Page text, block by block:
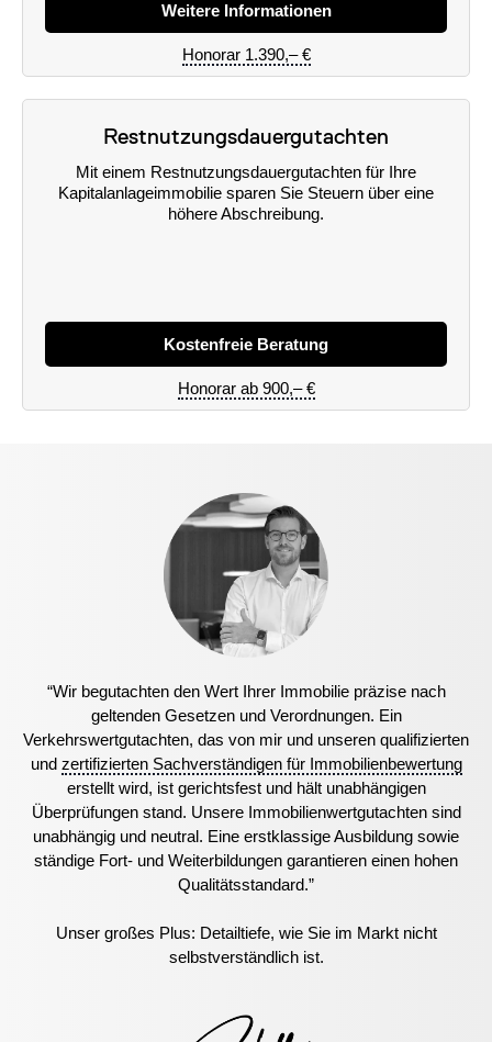
Weitere Informationen
Honorar 1.390,– €
Restnutzungsdauergutachten
Mit einem Restnutzungsdauergutachten für Ihre
Kapitalanlageimmobilie sparen Sie Steuern über eine
höhere Abschreibung.
Kostenfreie Beratung
Honorar ab 900,– €
“Wir begutachten den Wert Ihrer Immobilie präzise nach
geltenden Gesetzen und Verordnungen. Ein
Verkehrswertgutachten, das von mir und unseren qualifizierten
und zertifizierten Sachverständigen für Immobilienbewertung
erstellt wird, ist gerichtsfest und hält unabhängigen
Überprüfungen stand. Unsere Immobilienwertgutachten sind
unabhängig und neutral. Eine erstklassige Ausbildung sowie
ständige Fort- und Weiterbildungen garantieren einen hohen
Qualitätsstandard.”
Unser großes Plus: Detailtiefe, wie Sie im Markt nicht
selbstverständlich ist.